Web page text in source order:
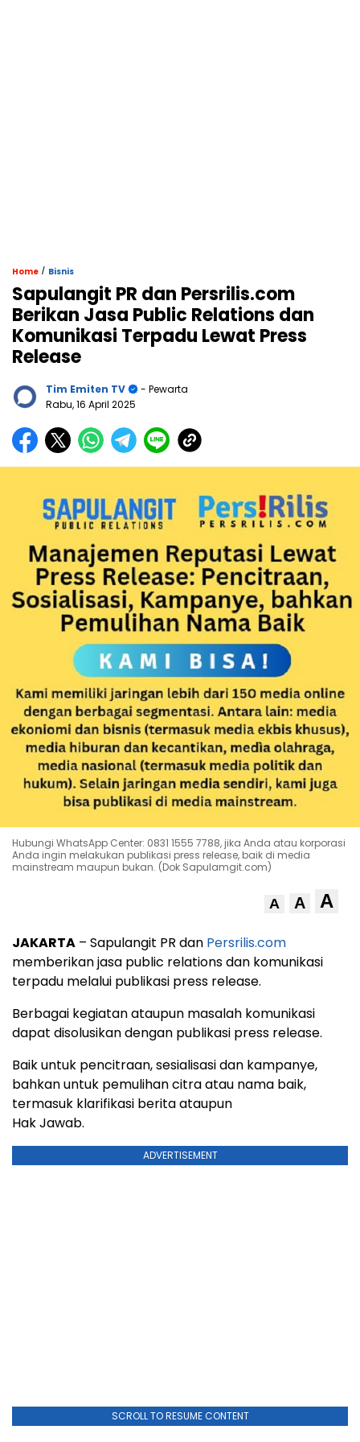
Home / Bisnis
Sapulangit PR dan Persrilis.com
Berikan Jasa Public Relations dan
Komunikasi Terpadu Lewat Press
Release
Tim Emiten TV
- Pewarta
Rabu, 16 April 2025
Hubungi WhatsApp Center: 0831 1555 7788, jika Anda atau korporasi
Anda ingin melakukan publikasi press release, baik di media
mainstream maupun bukan. (Dok Sapulamgit.com)
A A A
JAKARTA – Sapulangit PR dan Persrilis.com
memberikan jasa public relations dan komunikasi
terpadu melalui publikasi press release.
Berbagai kegiatan ataupun masalah komunikasi
dapat disolusikan dengan publikasi press release.
Baik untuk pencitraan, sesialisasi dan kampanye,
bahkan untuk pemulihan citra atau nama baik,
termasuk klarifikasi berita ataupun
Hak Jawab.
ADVERTISEMENT
SCROLL TO RESUME CONTENT